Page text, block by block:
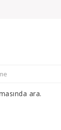
ara.